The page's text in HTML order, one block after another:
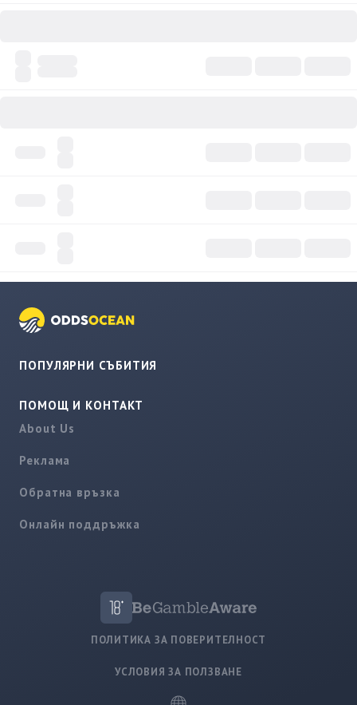
ПОПУЛЯРНИ СЪБИТИЯ
ПОМОЩ И КОНТАКТ
About Us
Реклама
Обратна връзка
Онлайн поддръжка
ПОЛИТИКА ЗА ПОВЕРИТЕЛНОСТ
УСЛОВИЯ ЗА ПОЛЗВАНЕ